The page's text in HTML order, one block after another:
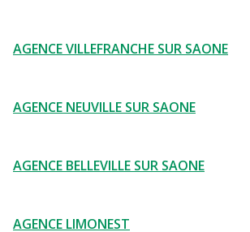
AGENCE VILLEFRANCHE SUR SAONE
AGENCE NEUVILLE SUR SAONE
AGENCE BELLEVILLE SUR SAONE
AGENCE LIMONEST